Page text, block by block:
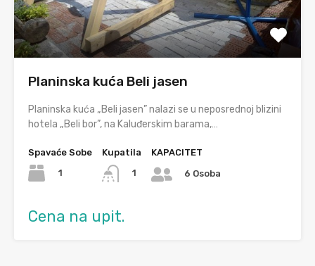
Planinska kuća Beli jasen
Planinska kuća „Beli jasen” nalazi se u neposrednoj blizini
hotela „Beli bor”, na Kaluđerskim barama,…
Spavaće Sobe
1
Kupatila
1
KAPACITET
6 Osoba
Cena na upit.